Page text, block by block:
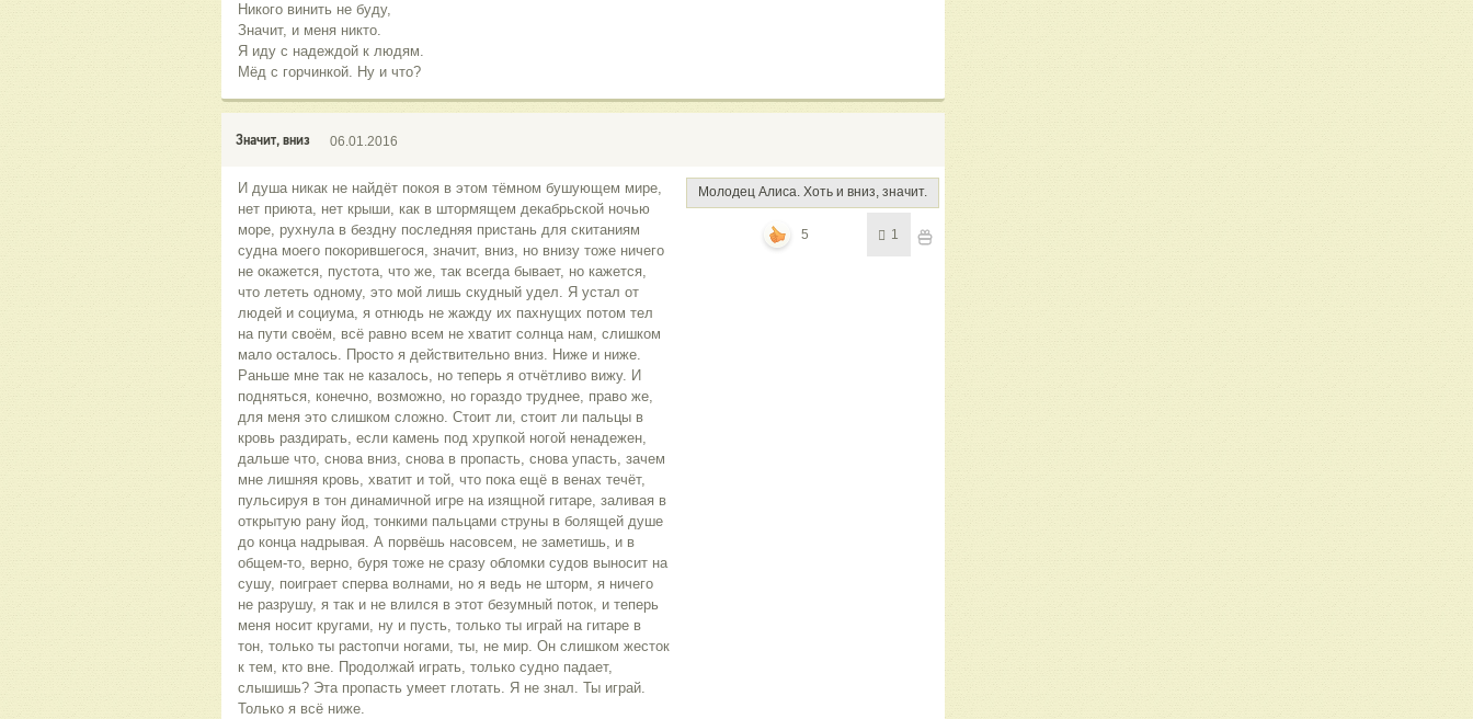
Никого винить не буду,
Значит, и меня никто.
Я иду с надеждой к людям.
Мёд с горчинкой. Ну и что?
Значит, вниз 06.01.2016
И душа никак не найдёт покоя в этом тёмном бушующем мире,
нет приюта, нет крыши, как в штормящем декабрьской ночью
море, рухнула в бездну последняя пристань для скитаниям
судна моего покорившегося, значит, вниз, но внизу тоже ничего
не окажется, пустота, что же, так всегда бывает, но кажется,
что лететь одному, это мой лишь скудный удел. Я устал от
людей и социума, я отнюдь не жажду их пахнущих потом тел
на пути своём, всё равно всем не хватит солнца нам, слишком
мало осталось. Просто я действительно вниз. Ниже и ниже.
Раньше мне так не казалось, но теперь я отчётливо вижу. И
подняться, конечно, возможно, но гораздо труднее, право же,
для меня это слишком сложно. Стоит ли, стоит ли пальцы в
кровь раздирать, если камень под хрупкой ногой ненадежен,
дальше что, снова вниз, снова в пропасть, снова упасть, зачем
мне лишняя кровь, хватит и той, что пока ещё в венах течёт,
пульсируя в тон динамичной игре на изящной гитаре, заливая в
открытую рану йод, тонкими пальцами струны в болящей душе
до конца надрывая. А порвёшь насовсем, не заметишь, и в
общем-то, верно, буря тоже не сразу обломки судов выносит на
сушу, поиграет сперва волнами, но я ведь не шторм, я ничего
не разрушу, я так и не влился в этот безумный поток, и теперь
меня носит кругами, ну и пусть, только ты играй на гитаре в
тон, только ты растопчи ногами, ты, не мир. Он слишком жесток
к тем, кто вне. Продолжай играть, только судно падает,
слышишь? Эта пропасть умеет глотать. Я не знал. Ты играй.
Только я всё ниже.
Молодец Алиса. Хоть и вниз, значит.
5 1